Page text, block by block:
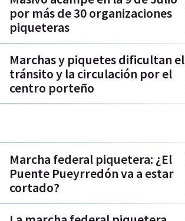
por más de 30 organizaciones
piqueteras
Marchas y piquetes dificultan el
tránsito y la circulación por el
centro porteño
Marcha federal piquetera: ¿El
Puente Pueyrredón va a estar
cortado?